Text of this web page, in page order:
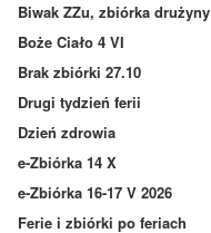
Biwak ZZu, zbiórka drużyny
Boże Ciało 4 VI
Brak zbiórki 27.10
Drugi tydzień ferii
Dzień zdrowia
e-Zbiórka 14 X
e-Zbiórka 16-17 V 2026
Ferie i zbiórki po feriach